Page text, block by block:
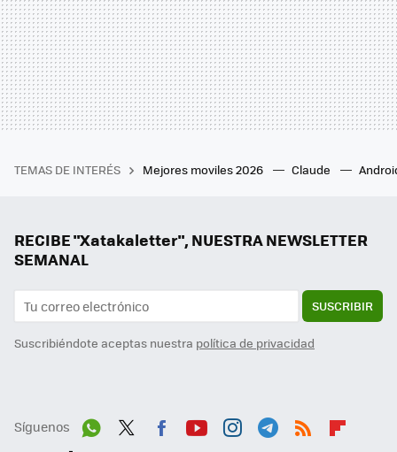
TEMAS DE INTERÉS Mejores moviles 2026 Claude
RECIBE "Xatakaletter", NUESTRA NEWSLETTER
SEMANAL
SUSCRIBIR
Suscribiéndote aceptas nuestra política de privacidad
Síguenos